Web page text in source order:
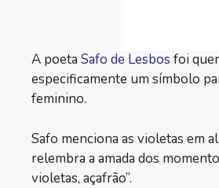
A poeta Safo de Lesbos foi
especificamente um símbolo
feminino.
Safo menciona as violetas em
relembra a amada dos
violetas, açafrão”.